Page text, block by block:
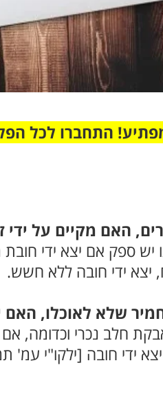
התחברו לכל
האם מקיים על
יש ספק אם יצא ידי
ידי חובה ללא חשש.
שלא לאוכלו, האם
חלב נכרי וכדומה,
ידי חובה [ילקו"י עמ'